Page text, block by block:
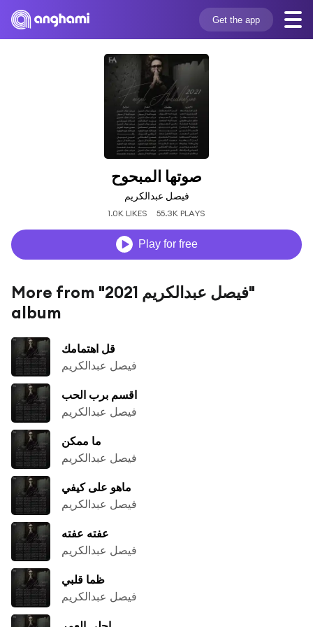
Get the app
صوتها المبحوح
فيصل عبدالكريم
1.0K LIKES 55.3K PLAYS
Play for free
More from "فيصل عبدالكريم 2021"
album
قل اهتمامك
فيصل عبدالكريم
اقسم برب الحب
فيصل عبدالكريم
ما ممكن
فيصل عبدالكريم
ماهو على كيفي
فيصل عبدالكريم
عفته عفته
فيصل عبدالكريم
ظما قلبي
فيصل عبدالكريم